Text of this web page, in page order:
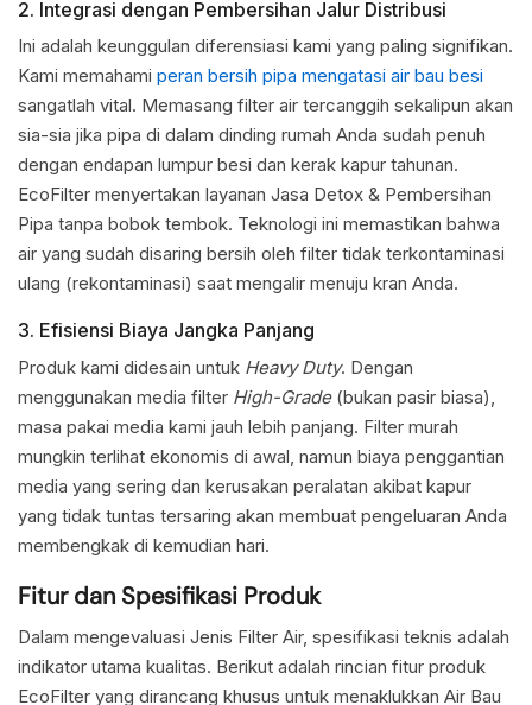
2. Integrasi dengan Pembersihan Jalur Distribusi
Ini adalah keunggulan diferensiasi kami yang paling signifikan.
Kami memahami peran bersih pipa mengatasi air bau besi
sangatlah vital. Memasang filter air tercanggih sekalipun akan
sia-sia jika pipa di dalam dinding rumah Anda sudah penuh
dengan endapan lumpur besi dan kerak kapur tahunan.
EcoFilter menyertakan layanan Jasa Detox & Pembersihan
Pipa tanpa bobok tembok. Teknologi ini memastikan bahwa
air yang sudah disaring bersih oleh filter tidak terkontaminasi
ulang (rekontaminasi) saat mengalir menuju kran Anda.
3. Efisiensi Biaya Jangka Panjang
Produk kami didesain untuk Heavy Duty. Dengan
menggunakan media filter High-Grade(bukan pasir biasa),
masa pakai media kami jauh lebih panjang. Filter murah
mungkin terlihat ekonomis di awal, namun biaya penggantian
media yang sering dan kerusakan peralatan akibat kapur
yang tidak tuntas tersaring akan membuat pengeluaran Anda
membengkak di kemudian hari.
Fitur dan Spesifikasi Produk
Dalam mengevaluasi Jenis Filter Air, spesifikasi teknis adalah
indikator utama kualitas. Berikut adalah rincian fitur produk
EcoFilter yang dirancang khusus untuk menaklukkan Air Bau